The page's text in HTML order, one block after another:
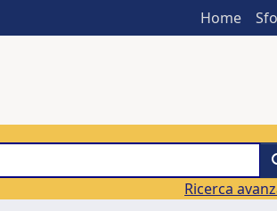
Home
Ricerca